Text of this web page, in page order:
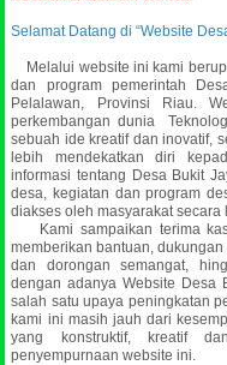
Selamat Datang di “Website
Melalui website ini kami
dan program pemerintah
Pelalawan, Provinsi Riau.
perkembangan dunia
sebuah ide kreatif dan inovatif,
lebih mendekatkan diri
informasi tentang Desa Bukit
desa, kegiatan dan program
diakses oleh masyarakat secara
Kami sampaikan terima
memberikan bantuan,
dan dorongan semangat,
dengan adanya Website Desa
salah satu upaya peningkatan
kami ini masih jauh dari
yang konstruktif, kreatif
penyempurnaan website ini.